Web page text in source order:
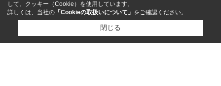
して、クッキー（Cookie）を使用しています。
詳しくは、当社の 「Cookieの取扱いについて」 をご確認ください。
閉じる